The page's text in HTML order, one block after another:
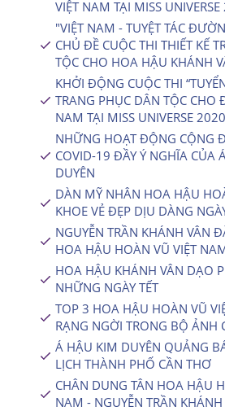
VIỆT NAM TẠI MISS
"VIỆT NAM - TUYỆT TÁC
CHỦ ĐỀ CUỘC THI THIẾT KẾ
TỘC CHO HOA HẬU KHÁNH
KHỞI ĐỘNG CUỘC THI
TRANG PHỤC DÂN TỘC CHO
NAM TẠI MISS UNIVERSE
NHỮNG HOẠT ĐỘNG CỘNG
COVID-19 ĐẦY Ý NGHĨA CỦA
DUYÊN
DÀN MỸ NHÂN HOA HẬU
KHOE VẺ ĐẸP DỊU DÀNG
NGUYỄN TRẦN KHÁNH VÂN
HOA HẬU HOÀN VŨ VIỆT
HOA HẬU KHÁNH VÂN DẠO
NHỮNG NGÀY TẾT
TOP 3 HOA HẬU HOÀN VŨ
RẠNG NGỜI TRONG BỘ ẢNH
Á HẬU KIM DUYÊN QUẢNG
LỊCH THÀNH PHỐ CẦN THƠ
CHÂN DUNG TÂN HOA HẬU
NAM - NGUYỄN TRẦN KHÁNH